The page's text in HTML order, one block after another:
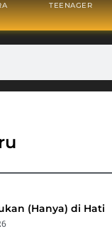
TEENAGER
(Hanya) di Hati